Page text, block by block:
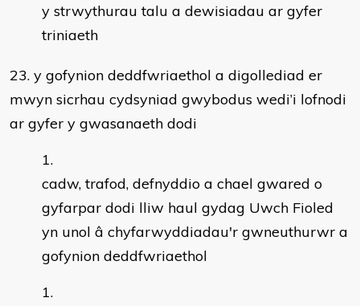
y strwythurau talu a dewisiadau ar gyfer
triniaeth
23. y gofynion deddfwriaethol a digollediad er
mwyn sicrhau cydsyniad gwybodus wedi’i lofnodi
ar gyfer y gwasanaeth dodi
cadw, trafod, defnyddio a chael gwared o
gyfarpar dodi lliw haul gydag Uwch Fioled
yn unol â chyfarwyddiadau'r gwneuthurwr a
gofynion deddfwriaethol